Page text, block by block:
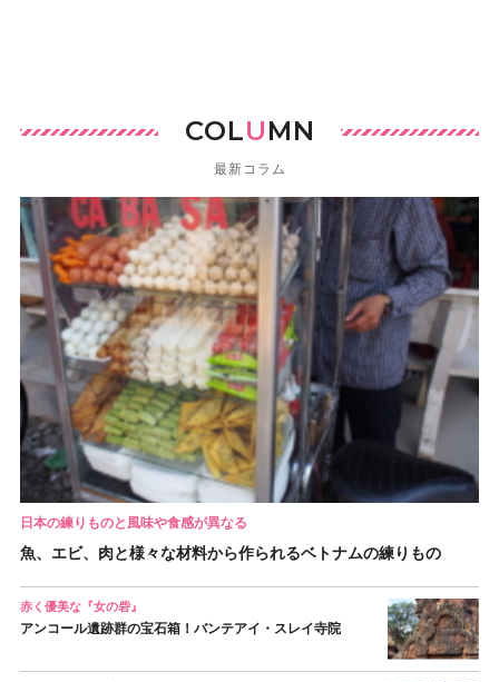
COLUMN
最新コラム
日本の練りものと風味や食感が異なる
魚、エビ、肉と様々な材料から作られるベトナムの練りもの
赤く優美な『女の砦』
アンコール遺跡群の宝石箱！バンテアイ・スレイ寺院